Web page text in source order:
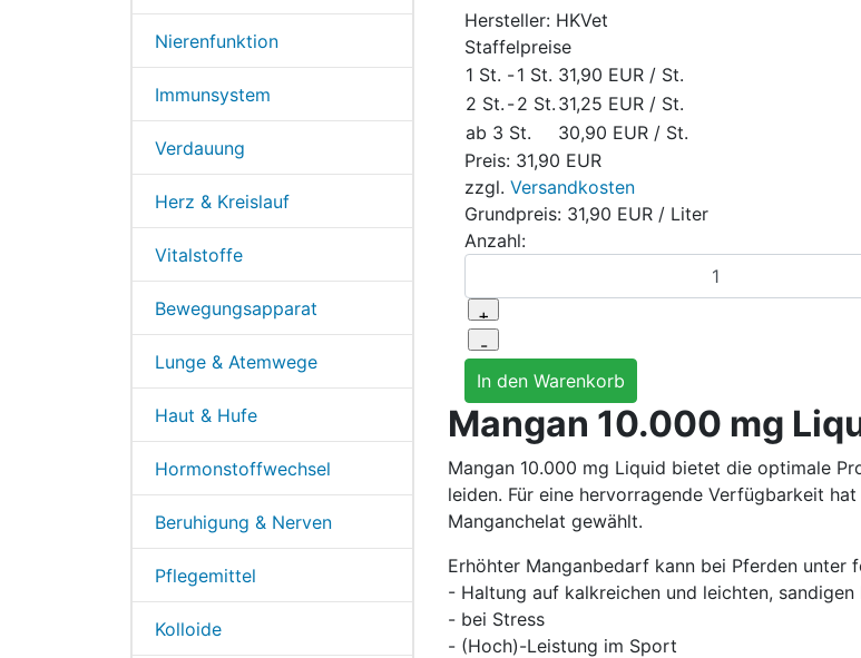
Nierenfunktion
Immunsystem
Verdauung
Herz & Kreislauf
Vitalstoffe
Bewegungsapparat
Lunge & Atemwege
Haut & Hufe
Hormonstoffwechsel
Beruhigung & Nerven
Pflegemittel
Kolloide
Hersteller: HKVet
Staffelpreise
1 St. -1 St. 31,90 EUR / St.
2 St. -2 St. 31,25 EUR / St.
ab 3 St.
30,90 EUR / St.
Preis: 31,90 EUR
zzgl. Versandkosten
Grundpreis: 31,90 EUR / Liter
Anzahl:
Mangan 10.000 mg
Mangan 10.000 mg Liquid bietet die optimale
leiden. Für eine hervorragende Verfügbarkeit
Manganchelat gewählt.
Erhöhter Manganbedarf kann bei Pferden unter
- Haltung auf kalkreichen und leichten,
- bei Stress
- (Hoch)-Leistung im Sport